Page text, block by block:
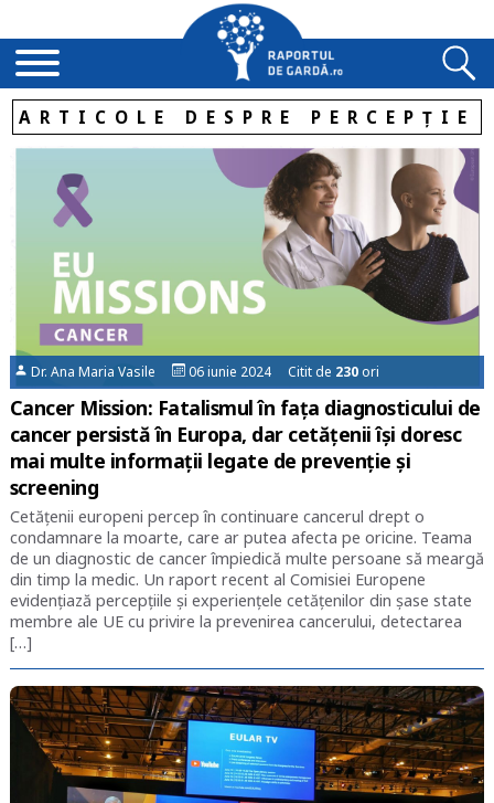
ARTICOLE DESPRE PERCEPȚIE
Dr. Ana Maria Vasile 06 iunie 2024 Citit de 230 ori
Cancer Mission: Fatalismul în fața diagnosticului de
cancer persistă în Europa, dar cetățenii își doresc
mai multe informații legate de prevenție și
screening
Cetățenii europeni percep în continuare cancerul drept o
condamnare la moarte, care ar putea afecta pe oricine. Teama
de un diagnostic de cancer împiedică multe persoane să meargă
din timp la medic. Un raport recent al Comisiei Europene
evidențiază percepțiile și experiențele cetățenilor din șase state
membre ale UE cu privire la prevenirea cancerului, detectarea
[…]